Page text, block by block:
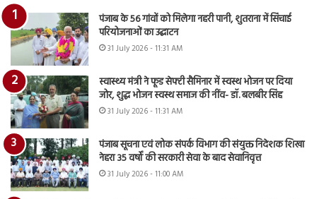
पंजाब के 56 गांवों को मिलेगा नहरी पानी, शुतराना में सिंचाई
परियोजनाओं का उद्घाटन
31 July 2026 - 11:31 AM
स्वास्थ्य मंत्री ने फूड सेफ्टी सैमिनार में स्वस्थ भोजन पर दिया
जोर, शुद्ध भोजन स्वस्थ समाज की नींव- डॉ. बलबीर सिंह
31 July 2026 - 11:31 AM
पंजाब सूचना एवं लोक संपर्क विभाग की संयुक्त निदेशक शिखा
नेहरा 35 वर्षों की सरकारी सेवा के बाद सेवानिवृत्त
31 July 2026 - 11:00 AM